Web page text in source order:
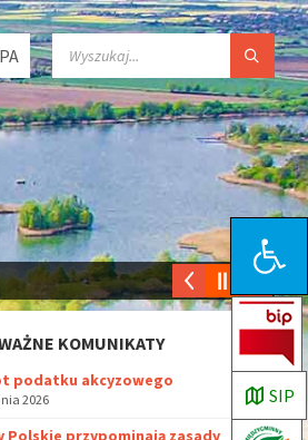
Open toolbar
SIP
KOMUNIKATY
podatku akcyzowego
2026
Polskie przypominają zasady